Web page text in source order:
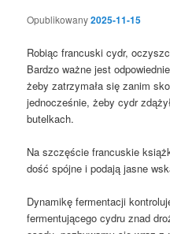
Opublikowany2025-11-15
Robiąc francuski cydr,
Bardzo ważne jest
żeby zatrzymała się zanim
jednocześnie, żeby cydr
butelkach.
Na szczęście francuskie
dość spójne i podają jasne
Dynamikę fermentacji
fermentującego cydru znad